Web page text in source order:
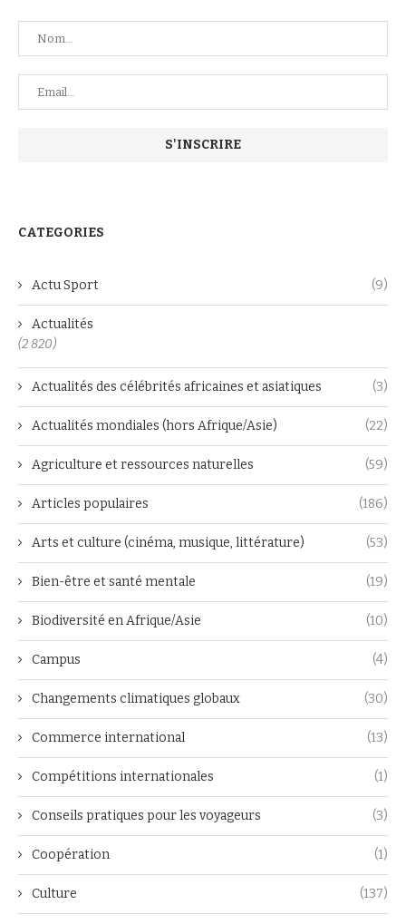
CATEGORIES
Actu Sport (9)
Actualités
(2 820)
Actualités des célébrités africaines et asiatiques (3)
Actualités mondiales (hors Afrique/Asie) (22)
Agriculture et ressources naturelles (59)
Articles populaires (186)
Arts et culture (cinéma, musique, littérature) (53)
Bien-être et santé mentale (19)
Biodiversité en Afrique/Asie (10)
Campus (4)
Changements climatiques globaux (30)
Commerce international (13)
Compétitions internationales (1)
Conseils pratiques pour les voyageurs (3)
Coopération (1)
Culture (137)